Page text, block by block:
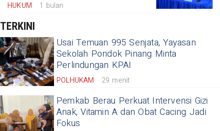
HUKUM 1 bulan
TERKINI
Usai Temuan 995 Senjata, Yayasan
Sekolah Pondok Pinang Minta
Perlindungan KPAI
POLHUKAM 29 menit
Pemkab Berau Perkuat Intervensi Gizi
Anak, Vitamin A dan Obat Cacing Jadi
Fokus